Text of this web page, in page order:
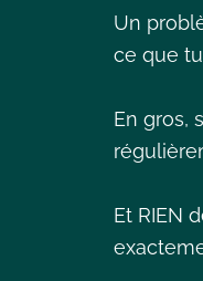
Un
ce que
En gros,
Et RIEN